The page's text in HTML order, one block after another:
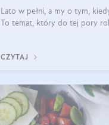
Lato w pełni, a my o tym,
To temat, który do tej pory
słońcu, aby witami
CZYTAJ